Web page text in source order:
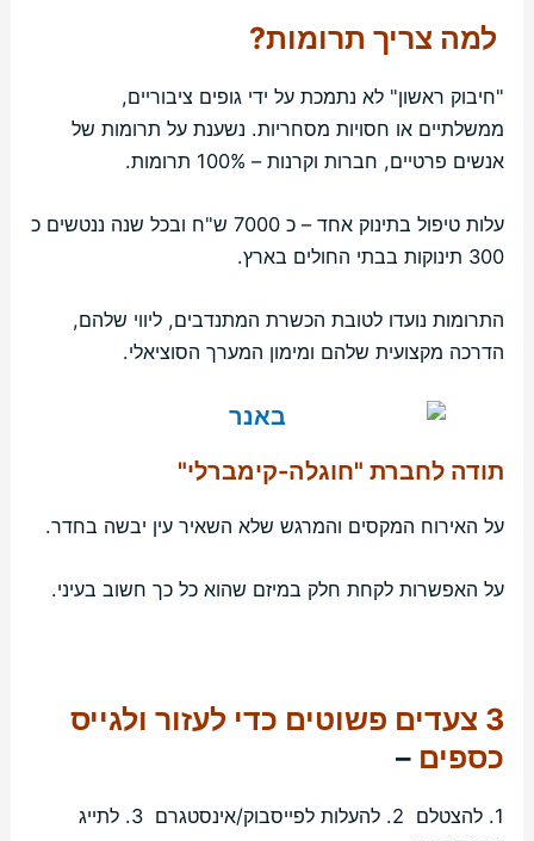
למה צריך תרומות?
"חיבוק ראשון" לא נתמכת על ידי גופים ציבוריים,
ממשלתיים או חסויות מסחריות. נשענת על תרומות של
אנשים פרטיים, חברות וקרנות – 100% תרומות.
עלות טיפול בתינוק אחד – כ 7000 ש"ח ובכל שנה ננטשים כ
300 תינוקות בבתי החולים בארץ.
התרומות נועדו לטובת הכשרת המתנדבים, ליווי שלהם,
הדרכה מקצועית שלהם ומימון המערך הסוציאלי.
תודה לחברת "חוגלה-קימברלי"
על האירוח המקסים והמרגש שלא השאיר עין יבשה בחדר.
על האפשרות לקחת חלק במיזם שהוא כל כך חשוב בעיני.
3 צעדים פשוטים כדי לעזור ולגייס
כספים –
1. להצטלם 2. להעלות לפייסבוק/אינסטגרם 3. לתייג